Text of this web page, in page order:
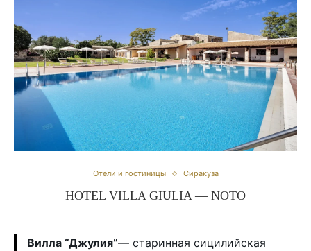
Отели и гостиницы Сиракуза
HOTEL VILLA GIULIA — NOTO
Вилла “Джулия”— старинная сицилийская